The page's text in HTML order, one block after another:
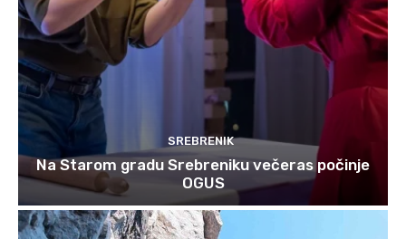
SREBRENIK
Na Starom gradu Srebreniku večeras počinje
OGUS